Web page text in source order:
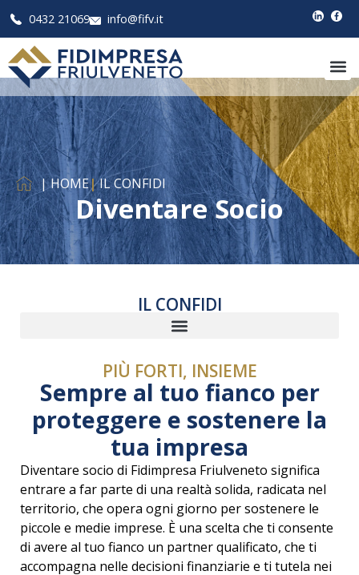
0432 21069 info@fifv.it
| HOME|IL CONFIDI
Diventare Socio
IL CONFIDI
PIÙ FORTI, INSIEME
Sempre al tuo fianco per
proteggere e sostenere la
tua impresa
Diventare socio di Fidimpresa Friulveneto significa
entrare a far parte di una realtà solida, radicata nel
territorio, che opera ogni giorno per sostenere le
piccole e medie imprese. È una scelta che ti consente
di avere al tuo fianco un partner qualificato, che ti
accompagna nelle decisioni finanziarie e ti tutela nei